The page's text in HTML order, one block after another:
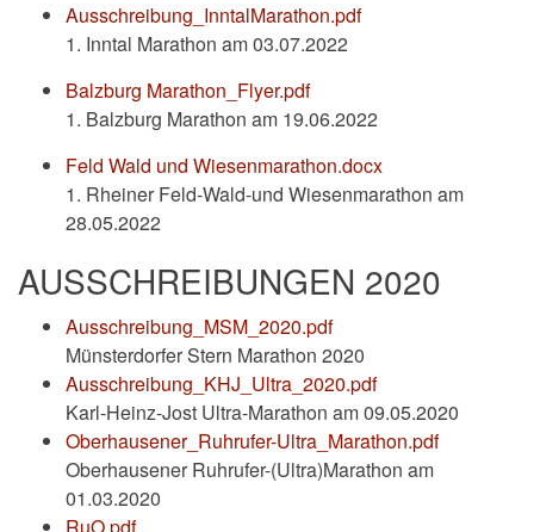
Ausschreibung_InntalMarathon.pdf
1. Inntal Marathon am 03.07.2022
Balzburg Marathon_Flyer.pdf
1. Balzburg Marathon am 19.06.2022
Feld Wald und Wiesenmarathon.docx
1. Rheiner Feld-Wald-und Wiesenmarathon am
28.05.2022
AUSSCHREIBUNGEN 2020
Ausschreibung_MSM_2020.pdf
Münsterdorfer Stern Marathon 2020
Ausschreibung_KHJ_Ultra_2020.pdf
Karl-Heinz-Jost Ultra-Marathon am 09.05.2020
Oberhausener_Ruhrufer-Ultra_Marathon.pdf
Oberhausener Ruhrufer-(Ultra)Marathon am
01.03.2020